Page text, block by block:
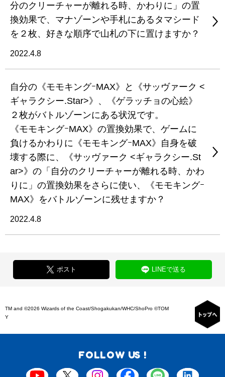
分のクリーチャーが離れる時、かわりに」の置
換効果で、マナゾーンや手札にあるタマシード
を２枚、好きな順序で山札の下に置けますか？
2022.4.8
自分の《モモキングｰMAX》と《サッヴァーク <
ギャラクシー.Star>》、《ゲラッチョの心絵》
２枚がバトルゾーンにある状況です。
《モモキングｰMAX》の置換効果で、ゲームに
負けるかわりに《モモキングｰMAX》自身を破
壊する際に、《サッヴァーク <ギャラクシー.St
ar>》の「自分のクリーチャーが離れる時、かわ
りに」の置換効果をさらに使い、《モモキングｰ
MAX》をバトルゾーンに残せますか？
2022.4.8
ポスト LINEで送る
TM and ©2026 Wizards of the Coast/Shogakukan/WHC/ShoPro ©TOM
Y
FOLLOW US !